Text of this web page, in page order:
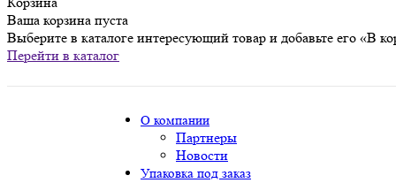
Ваша корзина пуста
Выберите в каталоге интересующий товар и добавьте его «В
Перейти в каталог
О компании
Партнеры
Новости
Упаковка под заказ